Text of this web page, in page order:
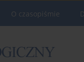
O czasopiśmie